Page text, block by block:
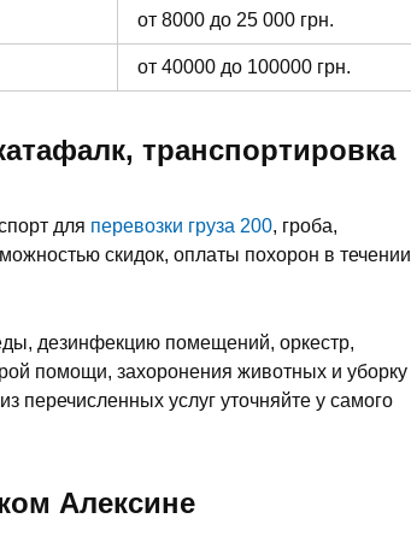
от 8000 до 25 000 грн.
от 40000 до 100000 грн.
транспортировка
для перевозки груза 200, гроба,
скидок, оплаты похорон в течении
дезинфекцию помещений, оркестр,
помощи, захоронения животных и уборку
услуг уточняйте у самого
Алексине